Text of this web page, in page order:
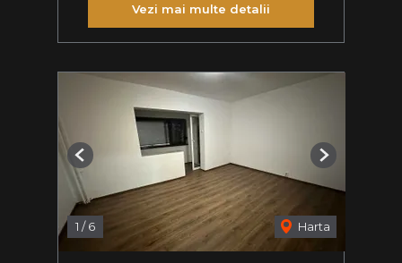
Vezi mai multe detalii
1 /6 Harta
Previous Next